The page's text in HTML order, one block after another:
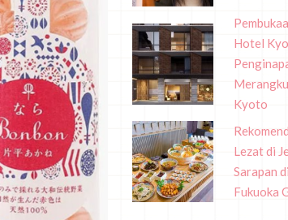
Hotel
Kyoto
Lezat di
Sarapan
Fukuoka